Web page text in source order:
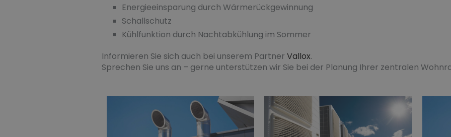
Energieeinsparung durch Wärmerückgewinnung
Schallschutz
Kühlfunktion durch Nachtabkühlung im Sommer
Informieren Sie sich auch bei unserem Partner Vallox.
Sprechen Sie uns an – gerne unterstützen wir Sie bei der Planung Ihrer zentralen